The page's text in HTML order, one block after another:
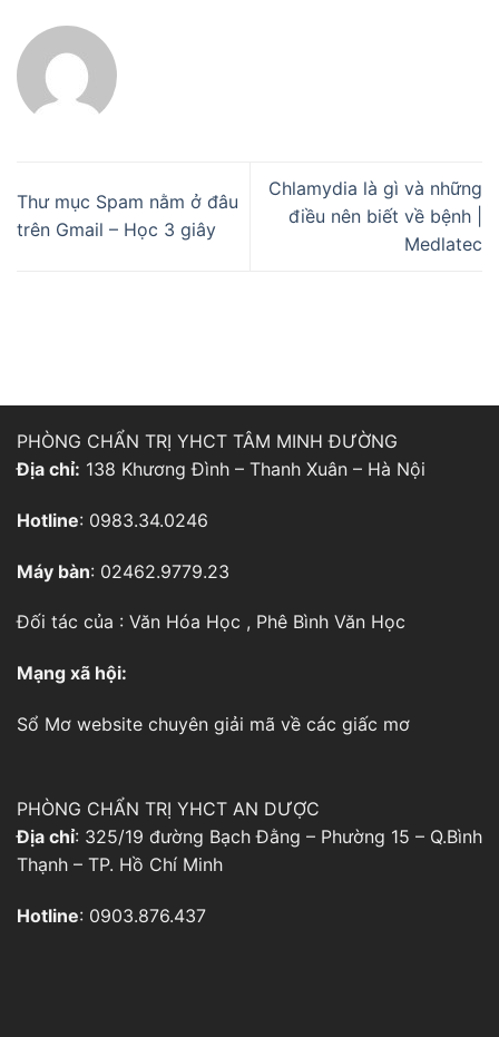
Thư mục Spam nằm ở đâu
trên Gmail – Học 3 giây
Chlamydia là gì và những
điều nên biết về bệnh |
Medlatec
PHÒNG CHẨN TRỊ YHCT TÂM MINH ĐƯỜNG
Địa chỉ: 138 Khương Đình – Thanh Xuân – Hà Nội
Hotline: 0983.34.0246
Máy bàn: 02462.9779.23
Đối tác của : Văn Hóa Học , Phê Bình Văn Học
Mạng xã hội:
Sổ Mơ website chuyên giải mã về các giấc mơ
PHÒNG CHẨN TRỊ YHCT AN DƯỢC
Địa chỉ: 325/19 đường Bạch Đằng – Phường 15 – Q.Bình
Thạnh – TP. Hồ Chí Minh
Hotline: 0903.876.437